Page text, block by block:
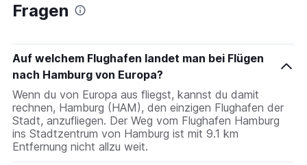
Fragen
Auf welchem Flughafen landet man bei Flügen
nach Hamburg von Europa?
Wenn du von Europa aus fliegst, kannst du damit
rechnen, Hamburg (HAM), den einzigen Flughafen der
Stadt, anzufliegen. Der Weg vom Flughafen Hamburg
ins Stadtzentrum von Hamburg ist mit 9.1 km
Entfernung nicht allzu weit.